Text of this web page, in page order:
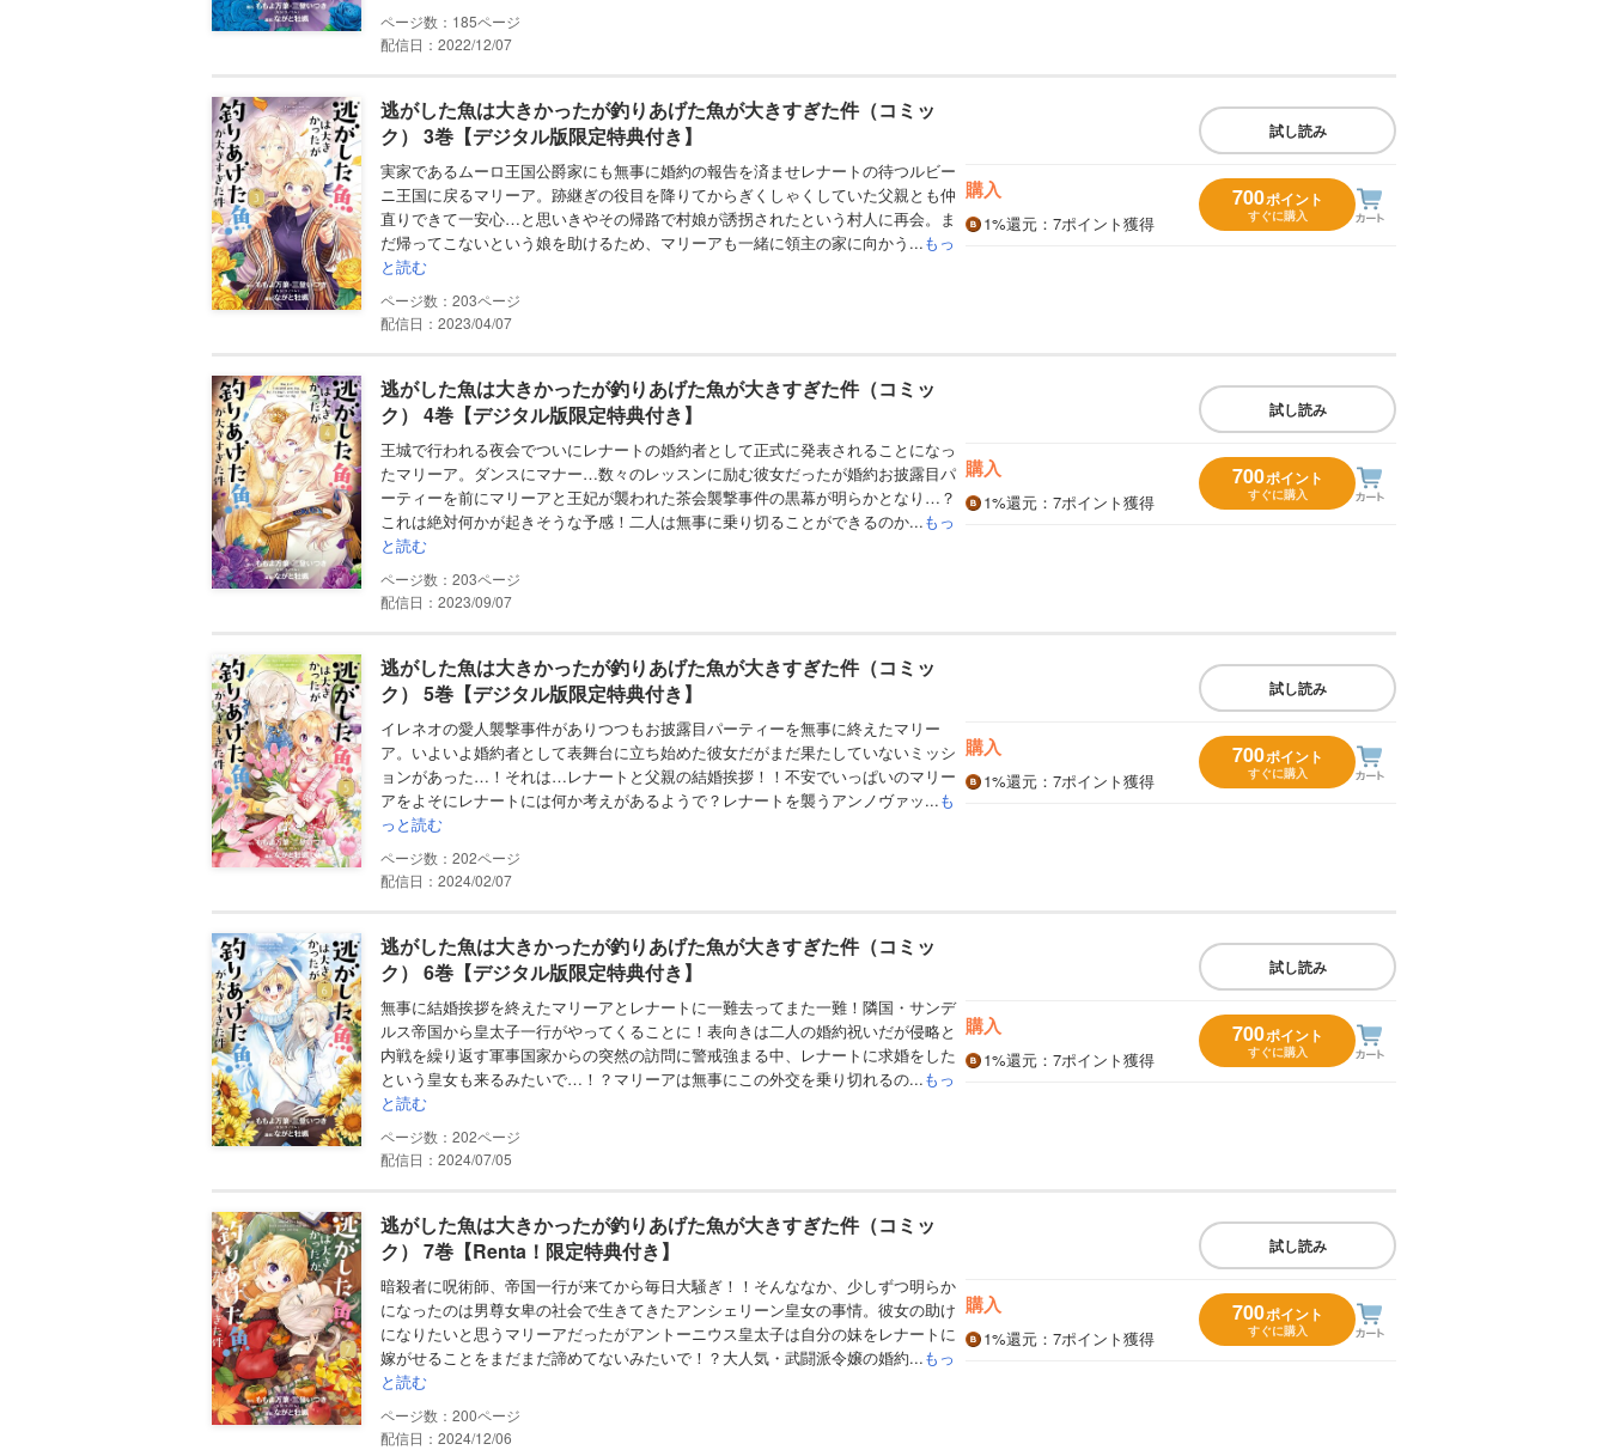
185
配信日：2022/12/07
逃がした魚は大きかったが釣りあげた魚が大きすぎた件（コミッ
ク） 3巻【デジタル版限定特典付き】
実家であるムーロ王国公爵家にも無事に婚約の報告を済ませレナートの待つルビー
ニ王国に戻るマリーア。跡継ぎの役目を降りてからぎくしゃくしていた父親とも仲
直りできて一安心…と思いきやその帰路で村娘が誘拐されたという村人に再会。ま
だ帰ってこないという娘を助けるため、マリーアも一緒に領主の家に向かう...もっ
と読む
203
配信日：2023/04/07
試し読み
購入
1%還元 ：7ポイント獲得
700ポイント
すぐに購入
逃がした魚は大きかったが釣りあげた魚が大きすぎた件（コミッ
ク） 4巻【デジタル版限定特典付き】
王城で行われる夜会でついにレナートの婚約者として正式に発表されることになっ
たマリーア。ダンスにマナー…数々のレッスンに励む彼女だったが婚約お披露目パ
ーティーを前にマリーアと王妃が襲われた茶会襲撃事件の黒幕が明らかとなり…？
これは絶対何かが起きそうな予感！二人は無事に乗り切ることができるのか...もっ
と読む
203
配信日：2023/09/07
試し読み
購入
1%還元 ：7ポイント獲得
700ポイント
すぐに購入
逃がした魚は大きかったが釣りあげた魚が大きすぎた件（コミッ
ク） 5巻【デジタル版限定特典付き】
イレネオの愛人襲撃事件がありつつもお披露目パーティーを無事に終えたマリー
ア。いよいよ婚約者として表舞台に立ち始めた彼女だがまだ果たしていないミッシ
ョンがあった…！それは…レナートと父親の結婚挨拶！！不安でいっぱいのマリー
アをよそにレナートには何か考えがあるようで？レナートを襲うアンノヴァッ...も
っと読む
202
配信日：2024/02/07
試し読み
購入
1%還元 ：7ポイント獲得
700ポイント
すぐに購入
逃がした魚は大きかったが釣りあげた魚が大きすぎた件（コミッ
ク） 6巻【デジタル版限定特典付き】
無事に結婚挨拶を終えたマリーアとレナートに一難去ってまた一難！隣国・サンデ
ルス帝国から皇太子一行がやってくることに！表向きは二人の婚約祝いだが侵略と
内戦を繰り返す軍事国家からの突然の訪問に警戒強まる中、レナートに求婚をした
という皇女も来るみたいで…！？マリーアは無事にこの外交を乗り切れるの...もっ
と読む
202
配信日：2024/07/05
試し読み
購入
1%還元 ：7ポイント獲得
700ポイント
すぐに購入
逃がした魚は大きかったが釣りあげた魚が大きすぎた件（コミッ
ク） 7巻【Renta！限定特典付き】
暗殺者に呪術師、帝国一行が来てから毎日大騒ぎ！！そんななか、少しずつ明らか
になったのは男尊女卑の社会で生きてきたアンシェリーン皇女の事情。彼女の助け
になりたいと思うマリーアだったがアントーニウス皇太子は自分の妹をレナートに
嫁がせることをまだまだ諦めてないみたいで！？大人気・武闘派令嬢の婚約...もっ
と読む
200
配信日：2024/12/06
試し読み
購入
1%還元 ：7ポイント獲得
700ポイント
すぐに購入